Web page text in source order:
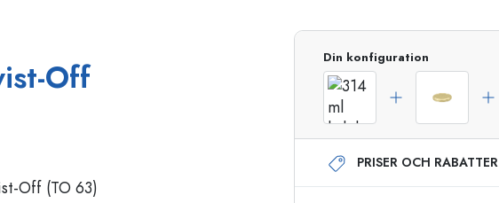
Estal-flaskor
Sprayflaskor
Airless dispenser
Roll on-flaskor
Off
Din konfiguration
PRISER OCH RABATTER